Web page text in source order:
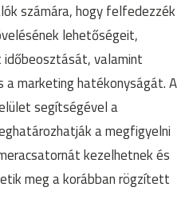
számára, hogy felfedezzék
lehetőségeit,
valamint
marketing hatékonyságát. A
segítségével a
a megfigyelni
kezelhetnek és
meg a korábban rögzített